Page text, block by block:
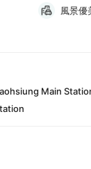
風景優
Main